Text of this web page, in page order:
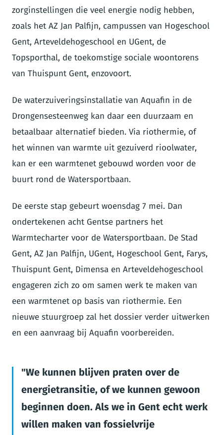
zorginstellingen die veel energie nodig hebben,
zoals het AZ Jan Palfijn, campussen van Hogeschool
Gent, Arteveldehogeschool en UGent, de
Topsporthal, de toekomstige sociale woontorens
van Thuispunt Gent, enzovoort.
De waterzuiveringsinstallatie van Aquafin in de
Drongensesteenweg kan daar een duurzaam en
betaalbaar alternatief bieden. Via riothermie, of
het winnen van warmte uit gezuiverd rioolwater,
kan er een warmtenet gebouwd worden voor de
buurt rond de Watersportbaan.
De eerste stap gebeurt woensdag 7 mei. Dan
ondertekenen acht Gentse partners het
Warmtecharter voor de Watersportbaan. De Stad
Gent, AZ Jan Palfijn, UGent, Hogeschool Gent, Farys,
Thuispunt Gent, Dimensa en Arteveldehogeschool
engageren zich zo om samen werk te maken van
een warmtenet op basis van riothermie. Een
nieuwe stuurgroep zal het dossier verder uitwerken
en een aanvraag bij Aquafin voorbereiden.
We kunnen blijven praten over de
energietransitie, of we kunnen gewoon
beginnen doen. Als we in Gent echt werk
willen maken van fossielvrije